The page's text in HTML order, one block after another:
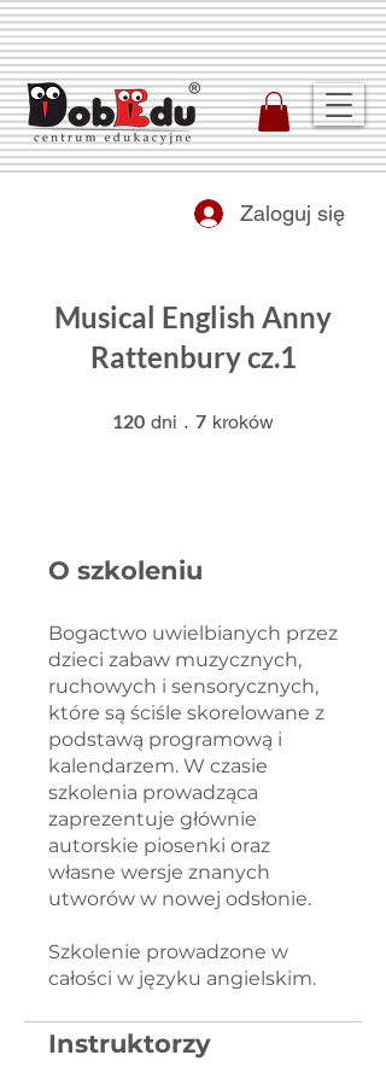
Zaloguj się
Musical English Anny
Rattenbury cz.1
120 dni 120 dni
7 kroków
O szkoleniu
Bogactwo uwielbianych przez
dzieci zabaw muzycznych,
ruchowych i sensorycznych,
które są ściśle skorelowane z
podstawą programową i
kalendarzem. W czasie
szkolenia prowadząca
zaprezentuje głównie
autorskie piosenki oraz
własne wersje znanych
utworów w nowej odsłonie.
Szkolenie prowadzone w
całości w języku angielskim.
Instruktorzy